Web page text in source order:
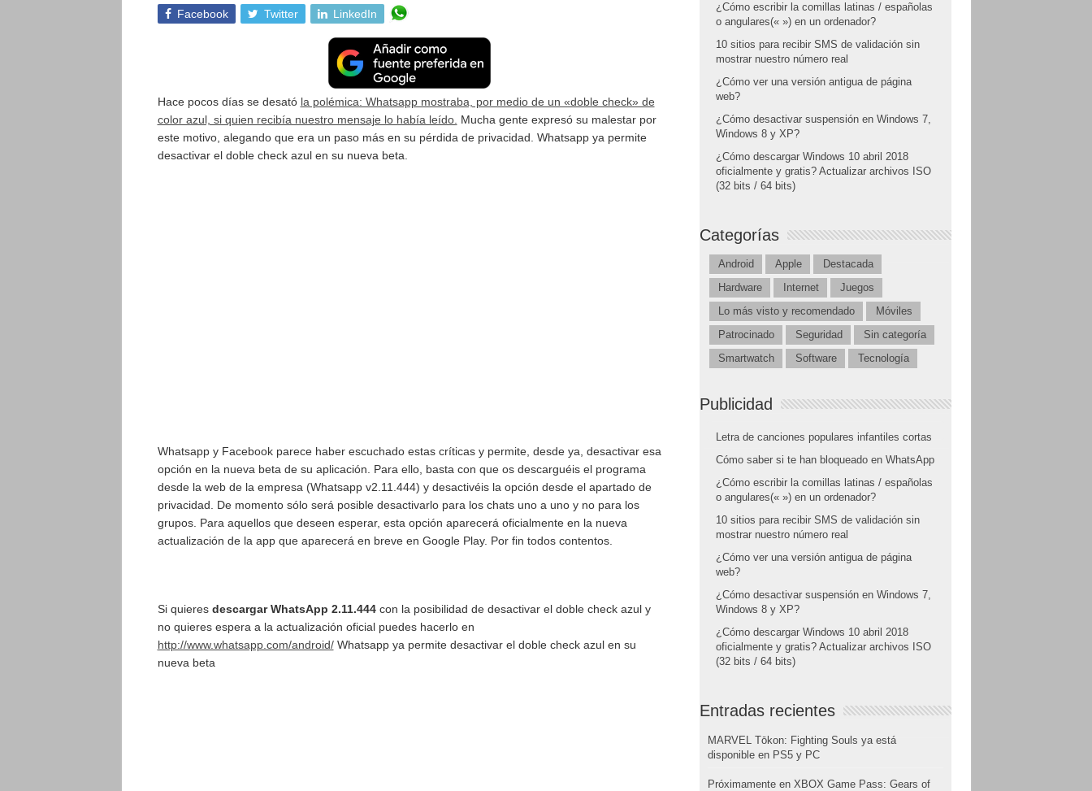
Facebook Twitter LinkedIn
Hace pocos días se desató la polémica: Whatsapp mostraba, por medio de un «doble check» de
color azul, si quien recibía nuestro mensaje lo había leído. Mucha gente expresó su malestar por
este motivo, alegando que era un paso más en su pérdida de privacidad. Whatsapp ya permite
desactivar el doble check azul en su nueva beta.
Whatsapp y Facebook parece haber escuchado estas críticas y permite, desde ya, desactivar esa
opción en la nueva beta de su aplicación. Para ello, basta con que os descarguéis el programa
desde la web de la empresa (Whatsapp v2.11.444) y desactivéis la opción desde el apartado de
privacidad. De momento sólo será posible desactivarlo para los chats uno a uno y no para los
grupos. Para aquellos que deseen esperar, esta opción aparecerá oficialmente en la nueva
actualización de la app que aparecerá en breve en Google Play. Por fin todos contentos.
Si quieres descargar WhatsApp 2.11.444con la posibilidad de desactivar el doble check azul y
no quieres espera a la actualización oficial puedes hacerlo en
http://www.whatsapp.com/android/Whatsapp ya permite desactivar el doble check azul en su
nueva beta
¿Cómo escribir la comillas latinas / españolas
o angulares(« ») en un ordenador?
10 sitios para recibir SMS de validación sin
mostrar nuestro número real
¿Cómo ver una versión antigua de página
web?
¿Cómo desactivar suspensión en Windows 7,
Windows 8 y XP?
¿Cómo descargar Windows 10 abril 2018
oficialmente y gratis? Actualizar archivos ISO
(32 bits / 64 bits)
Categorías
Android Apple
Destacada
Hardware
Internet
Juegos
Lo más visto y recomendado
Móviles
Patrocinado
Seguridad
Sin categoría
Smartwatch
Software Tecnología
Publicidad
Letra de canciones populares infantiles cortas
Cómo saber si te han bloqueado en WhatsApp
¿Cómo escribir la comillas latinas / españolas
o angulares(« ») en un ordenador?
10 sitios para recibir SMS de validación sin
mostrar nuestro número real
¿Cómo ver una versión antigua de página
web?
¿Cómo desactivar suspensión en Windows 7,
Windows 8 y XP?
¿Cómo descargar Windows 10 abril 2018
oficialmente y gratis? Actualizar archivos ISO
(32 bits / 64 bits)
Entradas recientes
MARVEL Tōkon: Fighting Souls ya está
disponible en PS5 y PC
Próximamente en XBOX Game Pass: Gears of